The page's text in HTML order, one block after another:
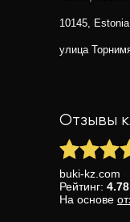
10145,
улица
Отзывы
buki-kz.com
Рейтинг: 4.78
На основе